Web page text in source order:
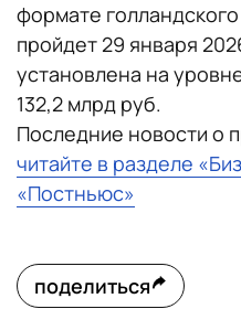
формате
пройдет 29 января
установлена на
132,2 млрд руб.
Последние новости о
читайте в разделе
«Постньюс»
поделиться